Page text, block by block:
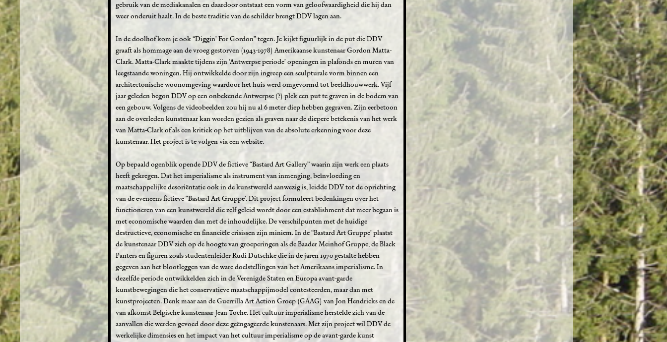
gebruik van de mediakanalen en daardoor ontstaat een vorm van geloofwaardigheid die hij dan
weer onderuit haalt. In de beste traditie van de schilder brengt DDV lagen aan.
In de doolhof kom je ook “Diggin’ For Gordon” tegen. Je kijkt figuurlijk in de put die DDV
graaft als hommage aan de vroeg gestorven (1943-1978) Amerikaanse kunstenaar Gordon Matta-
Clark. Matta-Clark maakte tijdens zijn ‘Antwerpse periode’ openingen in plafonds en muren van
leegstaande woningen. Hij ontwikkelde door zijn ingreep een sculpturale vorm binnen een
architectonische woonomgeving waardoor het huis werd omgevormd tot beeldhouwwerk. Vijf
jaar geleden begon DDV op een onbekende Antwerpse (?) plek een put te graven in de bodem van
een gebouw. Volgens de videobeelden zou hij nu al 6 meter diep hebben gegraven. Zijn eerbetoon
aan de overleden kunstenaar kan worden gezien als graven naar de diepere betekenis van het werk
van Matta-Clark of als een kritiek op het uitblijven van de absolute erkenning voor deze
kunstenaar. Het project is te volgen via een website.
Op bepaald ogenblik opende DDV de fictieve “Bastard Art Gallery” waarin zijn werk een plaats
heeft gekregen. Dat het imperialisme als instrument van inmenging, beïnvloeding en
maatschappelijke desoriëntatie ook in de kunstwereld aanwezig is, leidde DDV tot de oprichting
van de eveneens fictieve “Bastard Art Gruppe’. Dit project formuleert bedenkingen over het
functioneren van een kunstwereld die zelf geleid wordt door een establishment dat meer begaan is
met economische waarden dan met de inhoudelijke. De verschilpunten met de huidige
destructieve, economische en financiële crisissen zijn miniem. In de “Bastard Art Gruppe’ plaatst
de kunstenaar DDV zich op de hoogte van groeperingen als de Baader Meinhof Gruppe, de Black
Panters en figuren zoals studentenleider Rudi Dutschke die in de jaren 1970 gestalte hebben
gegeven aan het blootleggen van de ware doelstellingen van het Amerikaans imperialisme. In
dezelfde periode ontwikkelden zich in de Verenigde Staten en Europa avant-garde
kunstbewegingen die het conservatieve maatschappijmodel contesteerden, maar dan met
kunstprojecten. Denk maar aan de Guerrilla Art Action Groep (GAAG) van Jon Hendricks en de
van afkomst Belgische kunstenaar Jean Toche. Het cultuur imperialisme herstelde zich van de
aanvallen die werden gevoed door deze geëngageerde kunstenaars. Met zijn project wil DDV de
werkelijke dimensies en het impact van het cultuur imperialisme op de avant-garde kunst